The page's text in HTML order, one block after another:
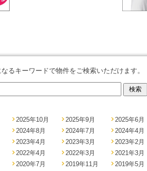
るキーワードで物件をご検索いただけます。
2025年10月 2025年9月 2025年6月
2024年8月 2024年7月 2024年4月
2023年4月 2023年3月 2023年2月
2022年4月 2022年3月 2021年3月
2020年7月 2019年11月 2019年5月